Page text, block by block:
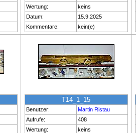
Wertung:
keins
Datum:
15.9.2025
Kommentare:
kein(e)
T14_1_15
Benutzer:
Martin Ristau
Aufrufe:
408
Wertung:
keins